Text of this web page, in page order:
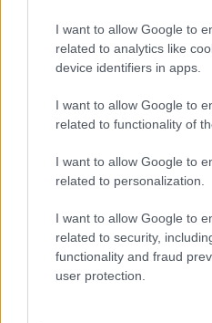
I want to allow Google to
related to analytics like
device identifiers in apps.
I want to allow Google to
related to functionality of
I want to allow Google to
related to personalization.
I want to allow Google to
related to security,
functionality and fraud
user protection.
Οι αλλαγές στο σώμα που
με το πέρασμα του χρόνου